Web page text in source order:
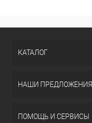
КАТАЛОГ
НАШИ ПРЕДЛОЖЕНИЯ
ПОМОЩЬ И СЕРВИСЫ